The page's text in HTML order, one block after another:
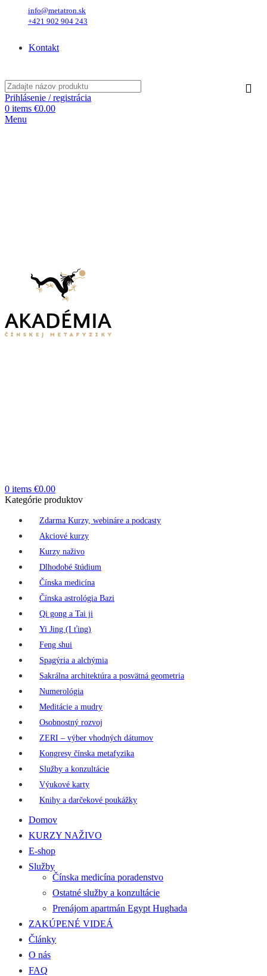
info@metatron.sk
+421 902 904 243
Kontakt
Prihlásenie / registrácia
0 items €0.00
Menu
0 items €0.00
Kategórie produktov
Zdarma Kurzy, webináre a podcasty
Akciové kurzy
Kurzy naživo
Dlhodobé štúdium
Čínska medicína
Čínska astrológia Bazi
Qi gong a Tai ji
Yi Jing (I ťing)
Feng shui
Spagýria a alchýmia
Sakrálna architektúra a posvätná geometria
Numerológia
Meditácie a mudry
Osobnostný rozvoj
ZERI – výber vhodných dátumov
Kongresy čínska metafyzika
Služby a konzultácie
Výukové karty
Knihy a darčekové poukážky
Domov
KURZY NAŽIVO
E-shop
Služby
Čínska medicína poradenstvo
Ostatné služby a konzultácie
Prenájom apartmán Egypt Hughada
ZAKÚPENÉ VIDEÁ
Články
O nás
FAQ